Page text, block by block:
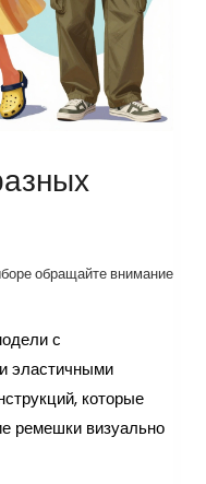
обращайте внимание
с
эластичными
которые
ремешки визуально